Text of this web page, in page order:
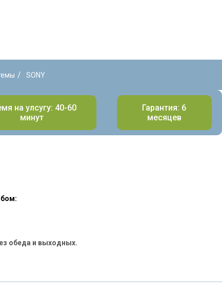
/ SONY
на улсугу: 40-60
минут
Гарантия: 6
месяцев
обеда и выходных.